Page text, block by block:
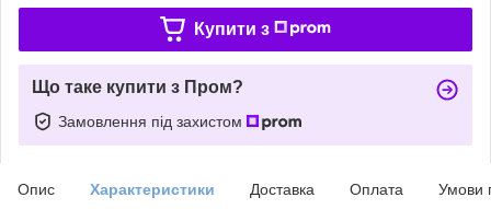
Купити з
Що таке купити з Пром?
Замовлення під захистом
Опис Характеристики Доставка Оплата Умови